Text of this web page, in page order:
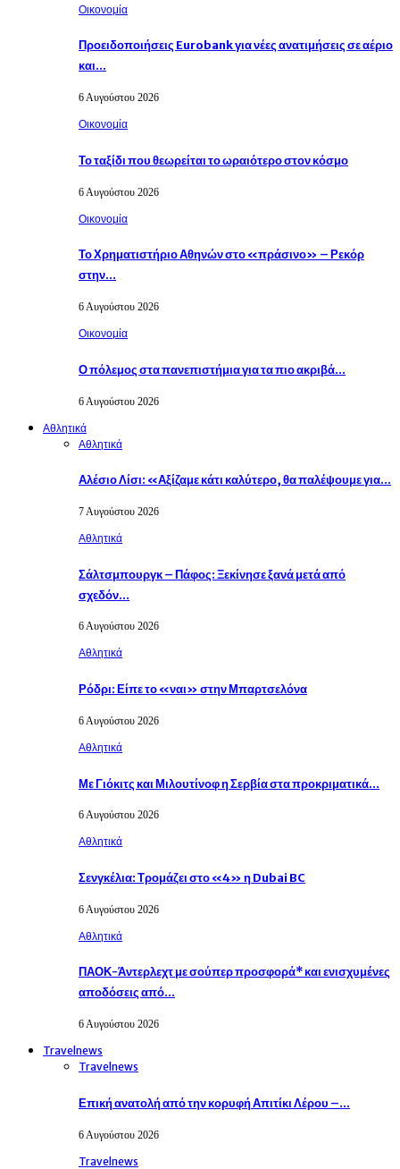
Οικονομία
Προειδοποιήσεις Eurobank για νέες ανατιμήσεις σε αέριο
και…
6 Αυγούστου 2026
Οικονομία
Το ταξίδι που θεωρείται το ωραιότερο στον κόσμο
6 Αυγούστου 2026
Οικονομία
Το Χρηματιστήριο Αθηνών στο «πράσινο» – Ρεκόρ
στην…
6 Αυγούστου 2026
Οικονομία
Ο πόλεμος στα πανεπιστήμια για τα πιο ακριβά…
6 Αυγούστου 2026
Αθλητικά
Αθλητικά
Αλέσιο Λίσι: «Αξίζαμε κάτι καλύτερο, θα παλέψουμε για…
7 Αυγούστου 2026
Αθλητικά
Σάλτσμπουργκ – Πάφος: Ξεκίνησε ξανά μετά από
σχεδόν…
6 Αυγούστου 2026
Αθλητικά
Ρόδρι: Είπε το «ναι» στην Μπαρτσελόνα
6 Αυγούστου 2026
Αθλητικά
Με Γιόκιτς και Μιλουτίνοφ η Σερβία στα προκριματικά…
6 Αυγούστου 2026
Αθλητικά
Σενγκέλια: Τρομάζει στο «4» η Dubai BC
6 Αυγούστου 2026
Αθλητικά
ΠΑΟΚ-Άντερλεχτ με σούπερ προσφορά* και ενισχυμένες
αποδόσεις από…
6 Αυγούστου 2026
Travelnews
Travelnews
Επική ανατολή από την κορυφή Απιτίκι Λέρου –…
6 Αυγούστου 2026
Travelnews